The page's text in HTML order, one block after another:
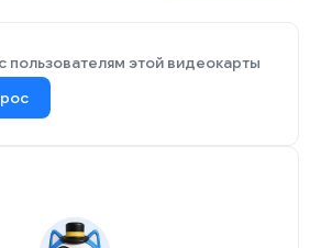
пользователям этой видеокарты